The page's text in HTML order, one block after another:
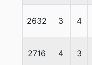
2632 3 4
2716 4 3